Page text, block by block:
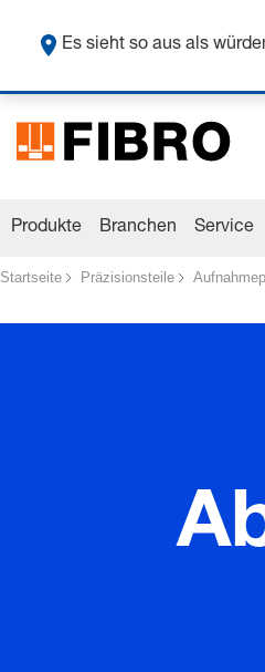
Produkte Branchen Service
Startseite Präzisionsteile
Es sieht so aus als